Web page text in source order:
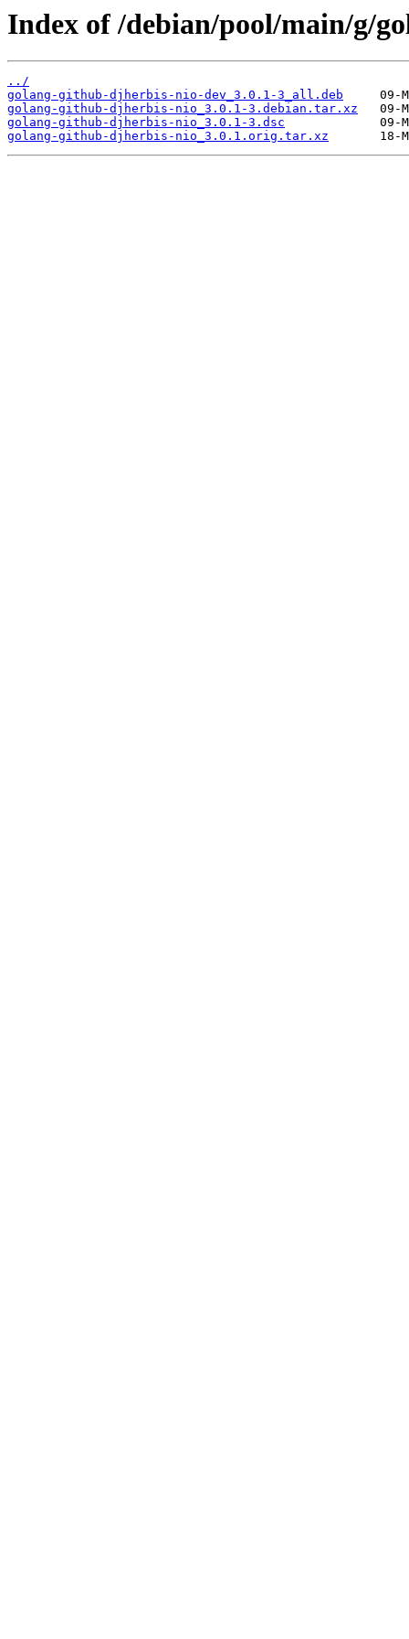
Index of /debian/pool/main/g/
../
golang-github-djherbis-nio-dev_3.0.1-3_all.deb
golang-github-djherbis-nio_3.0.1-3.debian.tar.xz
golang-github-djherbis-nio_3.0.1-3.dsc
golang-github-djherbis-nio_3.0.1.orig.tar.xz